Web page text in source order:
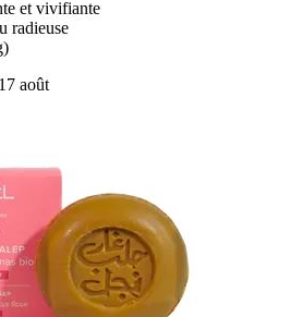
et vivifiante
radieuse
août